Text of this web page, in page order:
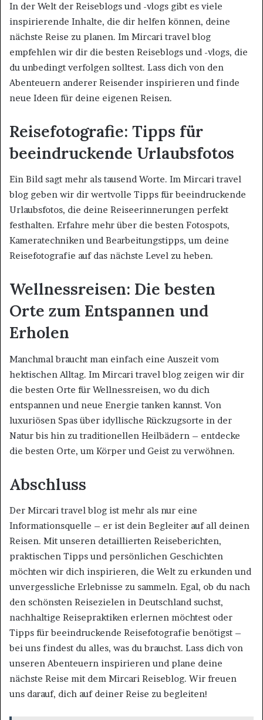
In der Welt der Reiseblogs und -vlogs gibt es viele
inspirierende Inhalte, die dir helfen können, deine
nächste Reise zu planen. Im Mircari travel blog
empfehlen wir dir die besten Reiseblogs und -vlogs, die
du unbedingt verfolgen solltest. Lass dich von den
Abenteuern anderer Reisender inspirieren und finde
neue Ideen für deine eigenen Reisen.
Reisefotografie: Tipps für
beeindruckende Urlaubsfotos
Ein Bild sagt mehr als tausend Worte. Im Mircari travel
blog geben wir dir wertvolle Tipps für beeindruckende
Urlaubsfotos, die deine Reiseerinnerungen perfekt
festhalten. Erfahre mehr über die besten Fotospots,
Kameratechniken und Bearbeitungstipps, um deine
Reisefotografie auf das nächste Level zu heben.
Wellnessreisen: Die besten
Orte zum Entspannen und
Erholen
Manchmal braucht man einfach eine Auszeit vom
hektischen Alltag. Im Mircari travel blog zeigen wir dir
die besten Orte für Wellnessreisen, wo du dich
entspannen und neue Energie tanken kannst. Von
luxuriösen Spas über idyllische Rückzugsorte in der
Natur bis hin zu traditionellen Heilbädern – entdecke
die besten Orte, um Körper und Geist zu verwöhnen.
Abschluss
Der Mircari travel blog ist mehr als nur eine
Informationsquelle – er ist dein Begleiter auf all deinen
Reisen. Mit unseren detaillierten Reiseberichten,
praktischen Tipps und persönlichen Geschichten
möchten wir dich inspirieren, die Welt zu erkunden und
unvergessliche Erlebnisse zu sammeln. Egal, ob du nach
den schönsten Reisezielen in Deutschland suchst,
nachhaltige Reisepraktiken erlernen möchtest oder
Tipps für beeindruckende Reisefotografie benötigst –
bei uns findest du alles, was du brauchst. Lass dich von
unseren Abenteuern inspirieren und plane deine
nächste Reise mit dem Mircari Reiseblog. Wir freuen
uns darauf, dich auf deiner Reise zu begleiten!